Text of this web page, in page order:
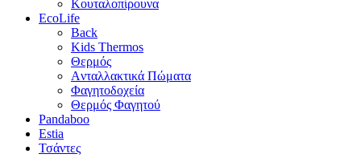
Κουταλοπίρουνα
EcoLife
Back
Kids Thermos
Θερμός
Aνταλλακτικά Πώματα
Φαγητοδοχεία
Θερμός Φαγητού
Pandaboo
Estia
Τσάντες